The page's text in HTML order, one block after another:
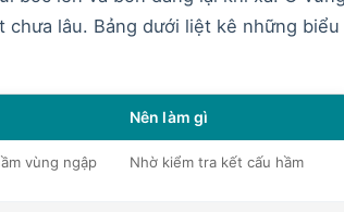
lâu. Bảng dưới liệt kê những biểu
Nên làm gì
vùng ngập
Nhờ kiểm tra kết cấu hầm